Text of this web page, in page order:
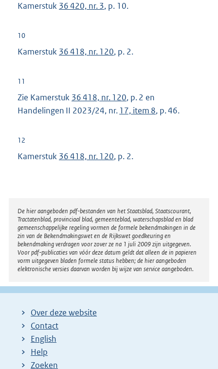
Kamerstuk 36 420, nr. 3, p. 10.
10
Kamerstuk 36 418, nr. 120, p. 2.
11
Zie Kamerstuk 36 418, nr. 120, p. 2 en
Handelingen II 2023/24, nr. 17, item 8, p. 46.
12
Kamerstuk 36 418, nr. 120, p. 2.
Disclaimer
De hier aangeboden pdf-bestanden van het Staatsblad, Staatscourant,
Tractatenblad, provinciaal blad, gemeenteblad, waterschapsblad en blad
gemeenschappelijke regeling vormen de formele bekendmakingen in de
zin van de Bekendmakingswet en de Rijkswet goedkeuring en
bekendmaking verdragen voor zover ze na 1 juli 2009 zijn uitgegeven.
Voor pdf-publicaties van vóór deze datum geldt dat alleen de in papieren
vorm uitgegeven bladen formele status hebben; de hier aangeboden
elektronische versies daarvan worden bij wijze van service aangeboden.
Over deze website
Contact
English
Help
Zoeken